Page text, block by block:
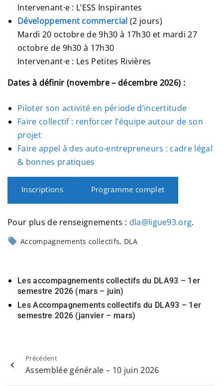
Intervenant·e : L’ESS Inspirantes
Développement commercial (2 jours)
Mardi 20 octobre de 9h30 à 17h30 et mardi 27
octobre de 9h30 à 17h30
Intervenant·e : Les Petites Rivières
Dates à définir (novembre – décembre 2026) :
Piloter son activité en période d’incertitude
Faire collectif : renforcer l’équipe autour de son
projet
Faire appel à des auto-entrepreneurs : cadre légal
& bonnes pratiques
Inscriptions Programme complet
Pour plus de renseignements : dla@ligue93.org.
Accompagnements collectifs DLA
Les accompagnements collectifs du DLA93 – 1er
semestre 2026 (mars – juin)
Les Accompagnements collectifs du DLA93 – 1er
semestre 2026 (janvier – mars)
Précédent
Assemblée générale – 10 juin 2026